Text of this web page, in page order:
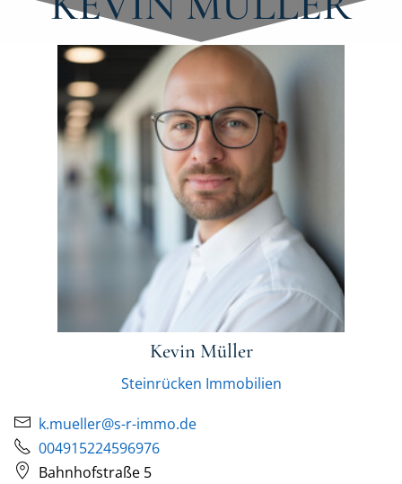
Kevin Müller
Steinrücken Immobilien
k.mueller@s-r-immo.de
004915224596976
Bahnhofstraße 5